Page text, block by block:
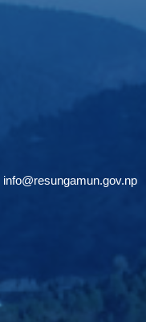
info@resungamun.gov.np